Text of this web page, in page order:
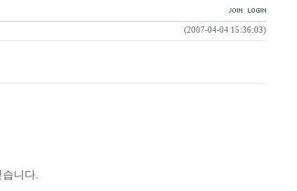
(2007-04-04 15:36:03)
니다.